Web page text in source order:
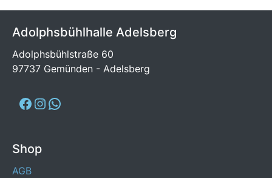
Adolphsbühlhalle Adelsberg
Adolphsbühlstraße 60
97737 Gemünden - Adelsberg
Shop
AGB